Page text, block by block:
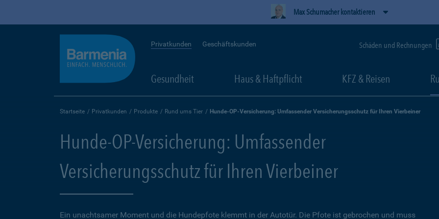
Max Schumacher kontaktieren
Privatkunden Geschäftskunden Schäden und Rechnungen
Gesundheit Haus & Haftpflicht KFZ & Reisen
Startseite Privatkunden Produkte Rund ums Tier Hunde-OP-Versicherung: Umfassender Versicherungsschutz für Ihren Vierbeiner
Hunde-OP-Versicherung: Umfassender
Versicherungsschutz für Ihren Vierbeiner
Ein unachtsamer Moment und die Hundepfote klemmt in der Autotür. Die Pfote ist gebrochen und muss